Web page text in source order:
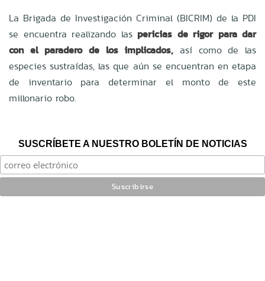
La Brigada de Investigación Criminal (BICRIM) de la PDI
se encuentra realizando las pericias de rigor para dar
con el paradero de los implicados, así como de las
especies sustraídas, las que aún se encuentran en etapa
de inventario para determinar el monto de este
millonario robo.
SUSCRÍBETE A NUESTRO BOLETÍN DE NOTICIAS